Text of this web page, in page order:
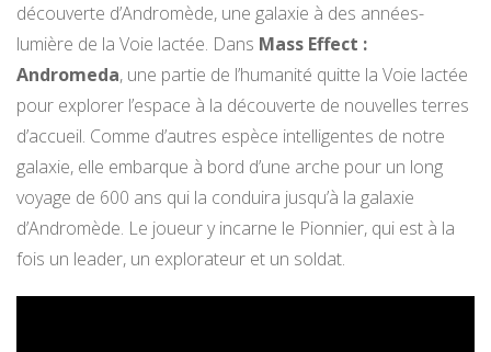
découverte d’Andromède, une galaxie à des années-
lumière de la Voie lactée. Dans Mass Effect :
Andromeda, une partie de l’humanité quitte la Voie lactée
pour explorer l’espace à la découverte de nouvelles terres
d’accueil. Comme d’autres espèce intelligentes de notre
galaxie, elle embarque à bord d’une arche pour un long
voyage de 600 ans qui la conduira jusqu’à la galaxie
d’Andromède. Le joueur y incarne le Pionnier, qui est à la
fois un leader, un explorateur et un soldat.